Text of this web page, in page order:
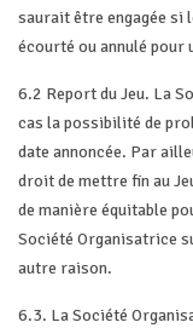
saurait être engagée si
écourté ou annulé pour
6.2 Report du Jeu. La
cas la possibilité de
date annoncée. Par
droit de mettre fin au
de manière équitable
Société Organisatrice
autre raison.
6.3. La Société